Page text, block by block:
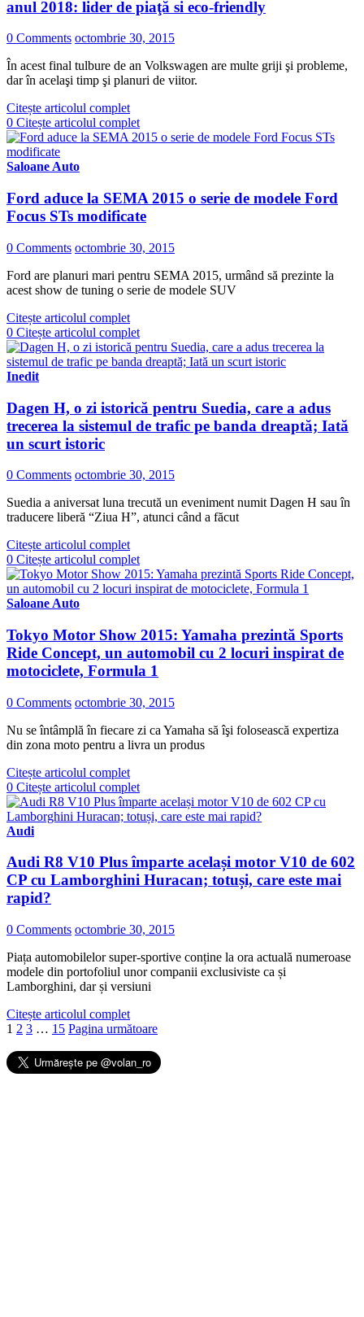
anul 2018: lider de piaţă si eco-friendly
0 Comments octombrie 30, 2015
În acest final tulbure de an Volkswagen are multe griji şi probleme,
dar în acelaşi timp şi planuri de viitor.
Citește articolul complet
0 Citește articolul complet
Saloane Auto
Ford aduce la SEMA 2015 o serie de modele Ford
Focus STs modificate
0 Comments octombrie 30, 2015
Ford are planuri mari pentru SEMA 2015, urmând să prezinte la
acest show de tuning o serie de modele SUV
Citește articolul complet
0 Citește articolul complet
Inedit
Dagen H, o zi istorică pentru Suedia, care a adus
trecerea la sistemul de trafic pe banda dreaptă; Iată
un scurt istoric
0 Comments octombrie 30, 2015
Suedia a aniversat luna trecută un eveniment numit Dagen H sau în
traducere liberă “Ziua H”, atunci când a făcut
Citește articolul complet
0 Citește articolul complet
Saloane Auto
Tokyo Motor Show 2015: Yamaha prezintă Sports
Ride Concept, un automobil cu 2 locuri inspirat de
motociclete, Formula 1
0 Comments octombrie 30, 2015
Nu se întâmplă în fiecare zi ca Yamaha să îşi folosească expertiza
din zona moto pentru a livra un produs
Citește articolul complet
0 Citește articolul complet
Audi
Audi R8 V10 Plus împarte același motor V10 de 602
CP cu Lamborghini Huracan; totuși, care este mai
rapid?
0 Comments octombrie 30, 2015
Piața automobilelor super-sportive conține la ora actuală numeroase
modele din portofoliul unor companii exclusiviste ca și
Lamborghini, dar și versiuni
Citește articolul complet
1 2 3 … 15 Pagina următoare